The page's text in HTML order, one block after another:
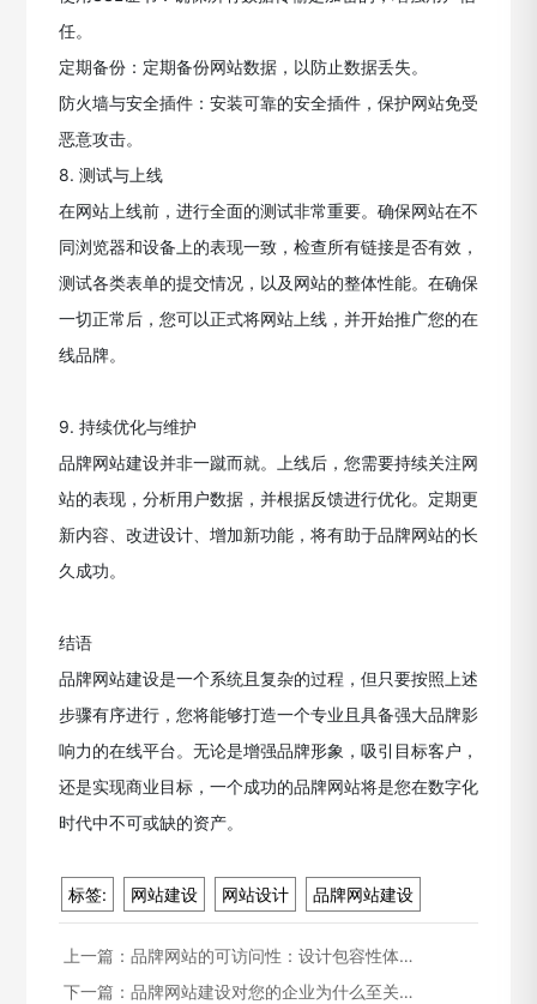
任。
定期备份：定期备份网站数据，以防止数据丢失。
防火墙与安全插件：安装可靠的安全插件，保护网站免受
恶意攻击。
8. 测试与上线
在网站上线前，进行全面的测试非常重要。确保网站在不
同浏览器和设备上的表现一致，检查所有链接是否有效，
测试各类表单的提交情况，以及网站的整体性能。在确保
一切正常后，您可以正式将网站上线，并开始推广您的在
线品牌。
9. 持续优化与维护
品牌网站建设并非一蹴而就。上线后，您需要持续关注网
站的表现，分析用户数据，并根据反馈进行优化。定期更
新内容、改进设计、增加新功能，将有助于品牌网站的长
久成功。
结语
品牌网站建设是一个系统且复杂的过程，但只要按照上述
步骤有序进行，您将能够打造一个专业且具备强大品牌影
响力的在线平台。无论是增强品牌形象，吸引目标客户，
还是实现商业目标，一个成功的品牌网站将是您在数字化
时代中不可或缺的资产。
标签: 网站建设 网站设计 品牌网站建设
上一篇： 品牌网站的可访问性：设计包容性体…
下一篇： 品牌网站建设对您的企业为什么至关…